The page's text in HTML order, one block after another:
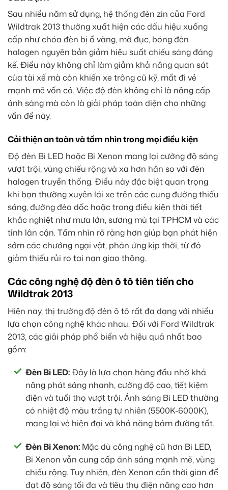
Sau nhiều năm sử dụng, hệ thống đèn zin của Ford
Wildtrak 2013 thường xuất hiện các dấu hiệu xuống
cấp như chóa đèn bị ố vàng, mờ đục, bóng đèn
halogen nguyên bản giảm hiệu suất chiếu sáng đáng
kể. Điều này không chỉ làm giảm khả năng quan sát
của tài xế mà còn khiến xe trông cũ kỹ, mất đi vẻ
mạnh mẽ vốn có. Việc độ đèn không chỉ là nâng cấp
ánh sáng mà còn là giải pháp toàn diện cho những
vấn đề này.
Cải thiện an toàn và tầm nhìn trong mọi điều kiện
Độ đèn Bi LED hoặc Bi Xenon mang lại cường độ sáng
vượt trội, vùng chiếu rộng và xa hơn hẳn so với đèn
halogen truyền thống. Điều này đặc biệt quan trọng
khi bạn thường xuyên lái xe trên các cung đường thiếu
sáng, đường đèo dốc hoặc trong điều kiện thời tiết
khắc nghiệt như mưa lớn, sương mù tại TPHCM và các
tỉnh lân cận. Tầm nhìn rõ ràng hơn giúp bạn phát hiện
sớm các chướng ngại vật, phản ứng kịp thời, từ đó
giảm thiểu rủi ro tai nạn giao thông.
Các công nghệ độ đèn ô tô tiên tiến cho
Wildtrak 2013
Hiện nay, thị trường độ đèn ô tô rất đa dạng với nhiều
lựa chọn công nghệ khác nhau. Đối với Ford Wildtrak
2013, các giải pháp phổ biến và hiệu quả nhất bao
gồm:
Đèn Bi LED:Đây là lựa chọn hàng đầu nhờ khả
năng phát sáng nhanh, cường độ cao, tiết kiệm
điện và tuổi thọ vượt trội. Ánh sáng Bi LED thường
có nhiệt độ màu trắng tự nhiên (5500K-6000K),
mang lại vẻ hiện đại và khả năng bám đường tốt.
Đèn Bi Xenon: Mặc dù công nghệ cũ hơn Bi LED,
Bi Xenon vẫn cung cấp ánh sáng mạnh mẽ, vùng
chiếu rộng. Tuy nhiên, đèn Xenon cần thời gian để
đạt độ sáng tối đa và tiêu thụ điện năng cao hơn